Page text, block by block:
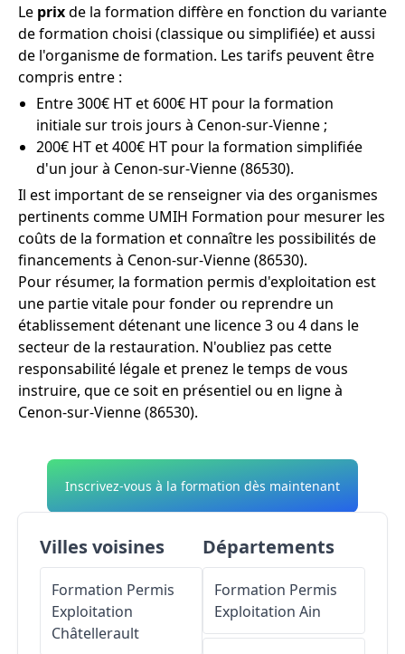
Le prixde la formation diffère en fonction du variante
de formation choisi (classique ou simplifiée) et aussi
de l'organisme de formation. Les tarifs peuvent être
compris entre :
Entre 300€ HT et 600€ HT pour la formation
initiale sur trois jours à Cenon-sur-Vienne ;
200€ HT et 400€ HT pour la formation simplifiée
d'un jour à Cenon-sur-Vienne (86530).
Il est important de se renseigner via des organismes
pertinents comme UMIH Formation pour mesurer les
coûts de la formation et connaître les possibilités de
financements à Cenon-sur-Vienne (86530).
Pour résumer, la formation permis d'exploitation est
une partie vitale pour fonder ou reprendre un
établissement détenant une licence 3 ou 4 dans le
secteur de la restauration. N'oubliez pas cette
responsabilité légale et prenez le temps de vous
instruire, que ce soit en présentiel ou en ligne à
Cenon-sur-Vienne (86530).
Inscrivez-vous à la formation dès maintenant
Villes voisines
Formation Permis
Exploitation
Châtellerault
Départements
Formation Permis
Exploitation Ain